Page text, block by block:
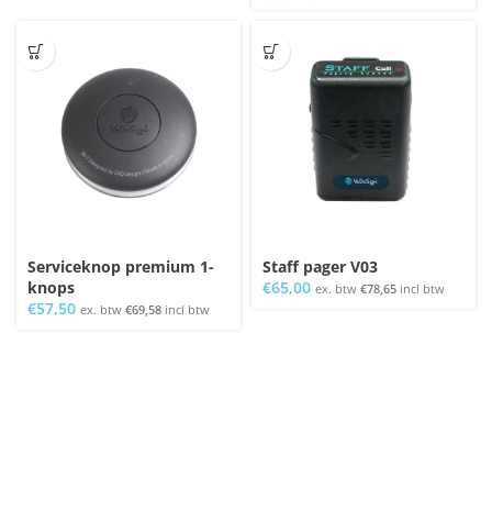
Serviceknop premium 1-
knops
€57,50 ex. btw €69,58 incl btw
Staff pager V03
€65,00 ex. btw €78,65 incl btw